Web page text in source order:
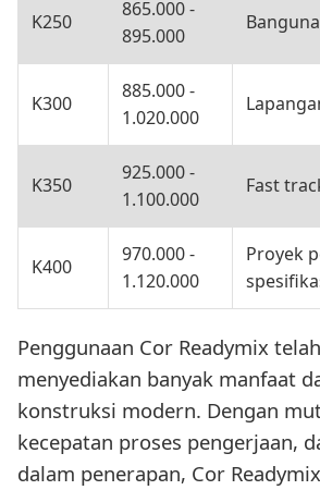
K250
865.000 -
895.000
K300
885.000 -
1.020.000
K350
925.000 -
1.100.000
Fast
K400
970.000 -
1.120.000
Proyek
Penggunaan Cor Readymix
menyediakan banyak manfaat
konstruksi modern. Dengan
kecepatan proses pengerjaan,
dalam penerapan, Cor